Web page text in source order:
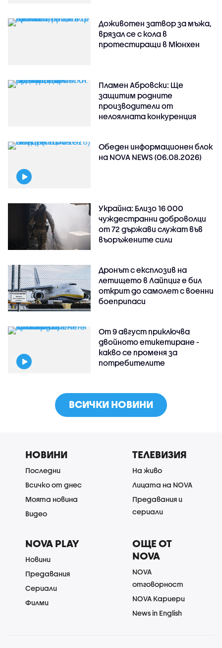
Доживотен затвор за мъжа,
врязал се с кола в
протестиращи в Мюнхен
Пламен Абровски: Ще
защитим родните
производители от
нелоялната конкуренция
Обеден информационен блок
на NOVA NEWS (06.08.2026)
Украйна: Близо 16 000
чуждестранни доброволци
от 72 държави служат във
въоръжените сили
Дронът с експлозив на
летището в Лайпциг е бил
открит до самолет с военни
боеприпаси
От 9 август приключва
двойното етикетиране -
какво се променя за
потребителите
ВСИЧКИ НОВИНИ
НОВИНИ
Последни
Всичко от днес
Моята новина
Видео
ТЕЛЕВИЗИЯ
На живо
Лицата на NOVA
Предавания и
сериали
NOVA PLAY
Новини
Предавания
Сериали
Филми
ОЩЕ ОТ
NOVA
NOVA
отговорност
NOVA Кариери
News in English